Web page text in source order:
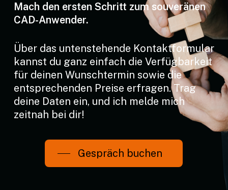
Mach den ersten Schritt zum souveränen
CAD-Anwender.
Über das untenstehende Kontaktformular
kannst du ganz einfach die Verfügbarkeit
für deinen Wunschtermin sowie die
entsprechenden Preise erfragen. Trag
deine Daten ein, und ich melde mich
zeitnah bei dir!
Gespräch buchen